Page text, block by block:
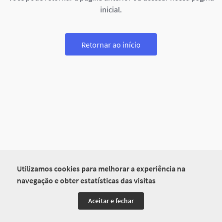
Utilizamos cookies para melhorar a experiência na
navegação e obter estatísticas das visitas
Aceitar e fechar
inicial.
Retornar ao início